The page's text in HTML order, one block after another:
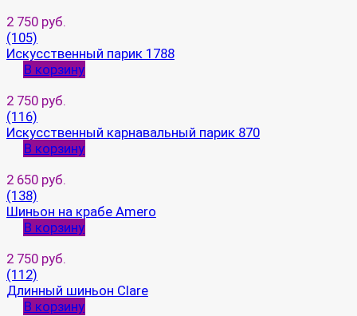
2 750 руб.
(105)
Искусственный парик 1788
В корзину
2 750 руб.
(116)
Искусственный карнавальный парик 870
В корзину
2 650 руб.
(138)
Шиньон на крабе Amero
В корзину
2 750 руб.
(112)
Длинный шиньон Clare
В корзину